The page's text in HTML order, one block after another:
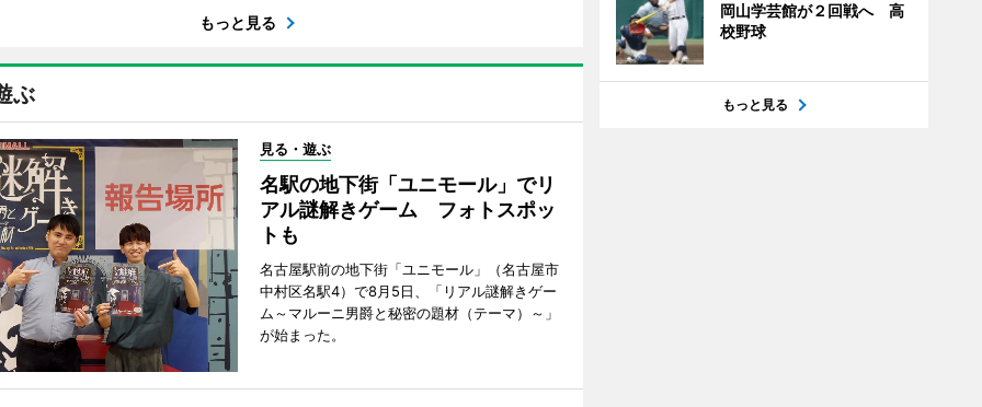
もっと見る
ぶ
見る・遊ぶ
名駅の地下街「ユニモール」でリ
アル謎解きゲーム フォトスポッ
トも
名古屋駅前の地下街「ユニモール」（名古屋市
中村区名駅4）で8月5日、「リアル謎解きゲー
ム～マルーニ男爵と秘密の題材（テーマ）～」
が始まった。
岡山学芸館が２回戦へ 高
校野球
もっと見る